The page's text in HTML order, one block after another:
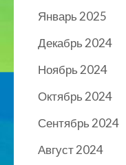
Январь 2025
Декабрь 2024
Ноябрь 2024
Октябрь 2024
Сентябрь 2024
Август 2024